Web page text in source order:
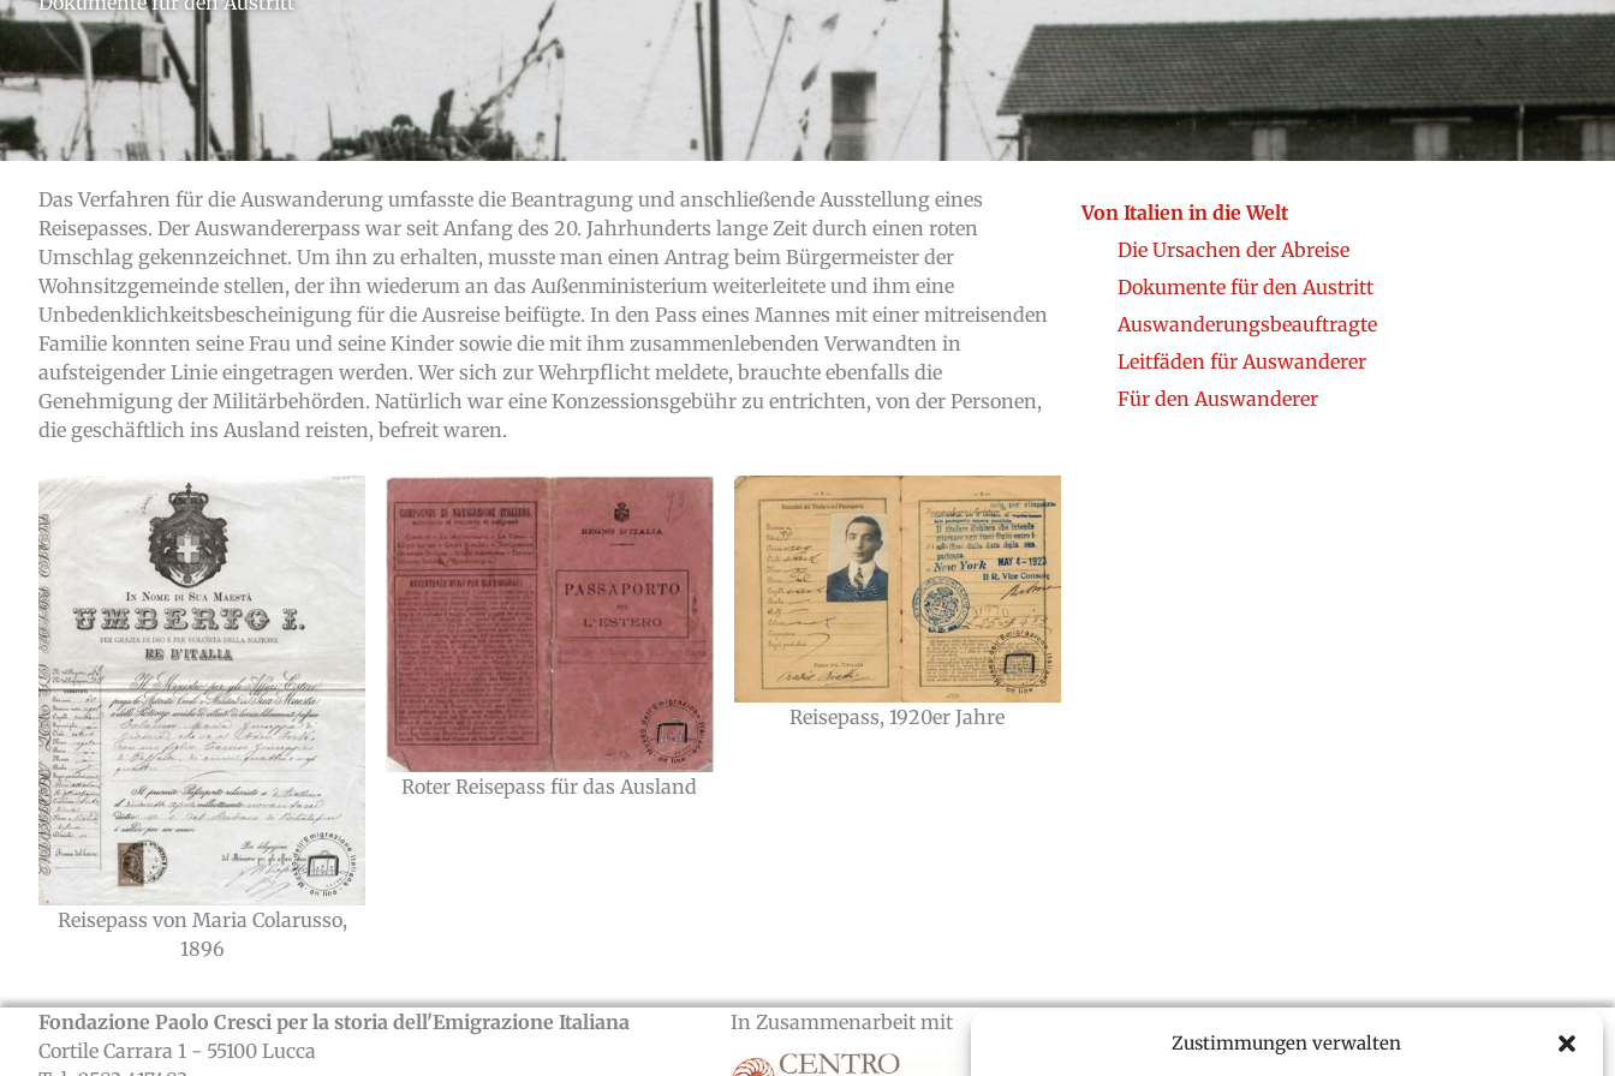
Zustimmungen verwalten
Das Verfahren für die Auswanderung umfasste die Beantragung und anschließende Ausstellung eines
Reisepasses. Der Auswandererpass war seit Anfang des 20. Jahrhunderts lange Zeit durch einen roten
Umschlag gekennzeichnet. Um ihn zu erhalten, musste man einen Antrag beim Bürgermeister der
Wohnsitzgemeinde stellen, der ihn wiederum an das Außenministerium weiterleitete und ihm eine
Unbedenklichkeitsbescheinigung für die Ausreise beifügte. In den Pass eines Mannes mit einer mitreisenden
Familie konnten seine Frau und seine Kinder sowie die mit ihm zusammenlebenden Verwandten in
aufsteigender Linie eingetragen werden. Wer sich zur Wehrpflicht meldete, brauchte ebenfalls die
Genehmigung der Militärbehörden. Natürlich war eine Konzessionsgebühr zu entrichten, von der Personen,
die geschäftlich ins Ausland reisten, befreit waren.
Reisepass von Maria Colarusso,
1896
Roter Reisepass für das Ausland
Reisepass, 1920er Jahre
Von Italien in die Welt
Die Ursachen der Abreise
Dokumente für den Austritt
Auswanderungsbeauftragte
Leitfäden für Auswanderer
Für den Auswanderer
Fondazione Paolo Cresci per la storia dell'Emigrazione Italiana
Cortile Carrara 1 - 55100 Lucca
In Zusammenarbeit mit
Urheberrecht